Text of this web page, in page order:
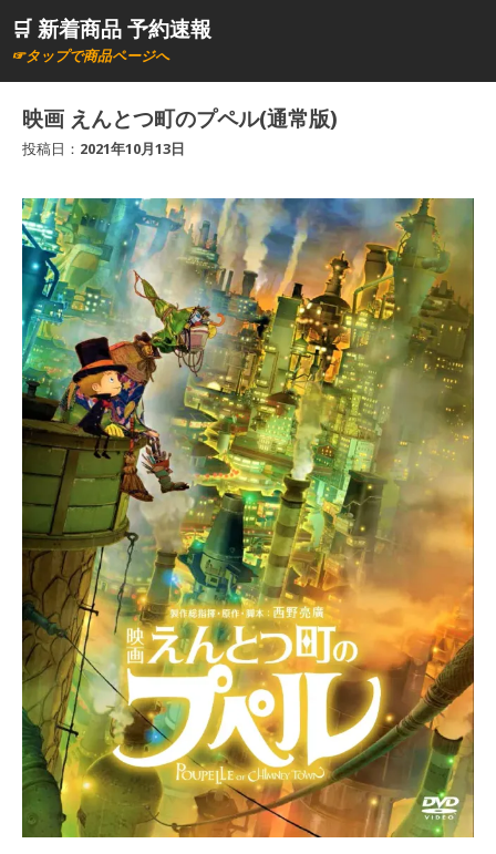
ン🛒 新着商品 予約速報
☞タップで商品ページへ
映画 えんとつ町のプペル(通常版)
投稿日： 2021年10月13日